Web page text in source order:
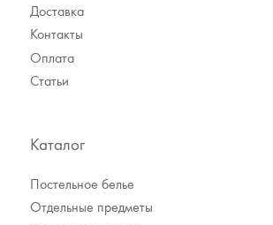
Доставка
Контакты
Оплата
Статьи
Каталог
Постельное белье
Отдельные предметы